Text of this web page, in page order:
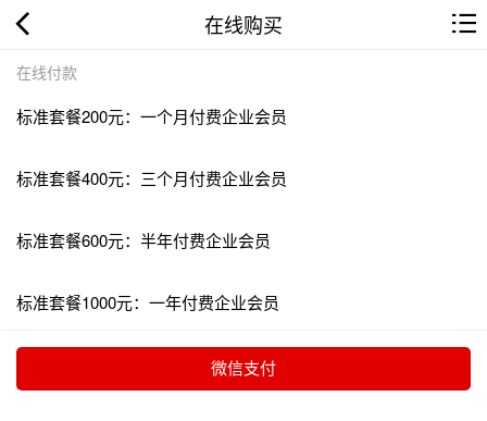
在线购买
在线付款
标准套餐200元：一个月付费企业会员
标准套餐400元：三个月付费企业会员
标准套餐600元：半年付费企业会员
标准套餐1000元：一年付费企业会员